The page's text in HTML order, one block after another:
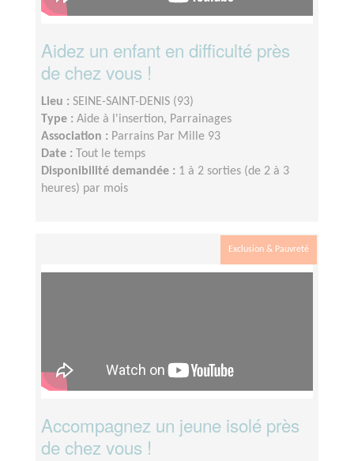
Aidez un enfant en difficulté près
de chez vous !
Lieu : SEINE-SAINT-DENIS (93)
Type : Aide à l'insertion, Parrainages
Association : Parrains Par Mille 93
Date :
Tout le temps
Disponibilité demandée : 1 à 2 sorties (de 2 à 3
heures) par mois
Exclusion & Pauvreté
Accompagnez un jeune isolé près
de chez vous !